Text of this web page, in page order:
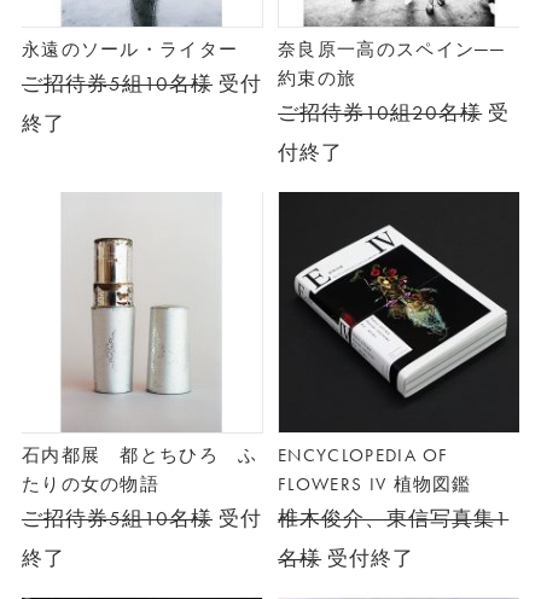
永遠のソール・ライター
ご招待券5組10名様 受付
終了
奈良原一高のスペイン──
約束の旅
ご招待券10組20名様受
付終了
石内都展 都とちひろ ふ
たりの女の物語
ご招待券5組10名様 受付
終了
ENCYCLOPEDIA OF
FLOWERS IV 植物図鑑
椎木俊介、東信写真集1
名様受付終了